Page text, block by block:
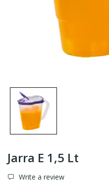
Jarra E 1,5 Lt
Write a review